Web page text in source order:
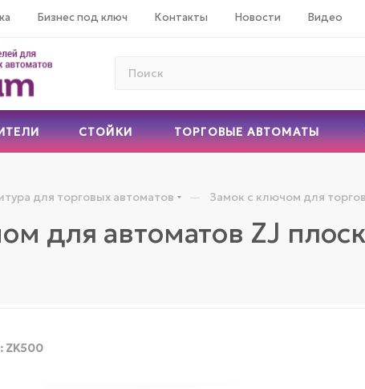
Бизнес под ключ Контакты Новости Видео
СТОЙКИ ТОРГОВЫЕ АВТОМАТЫ
для торговых автоматов — Замок с ключом для
для автоматов ZJ
ZK500